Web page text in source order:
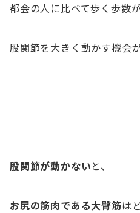
都会の人に比べて歩く歩数
股関節を大きく動かす機会
股関節が動かないと、
お尻の筋肉である大臀筋は